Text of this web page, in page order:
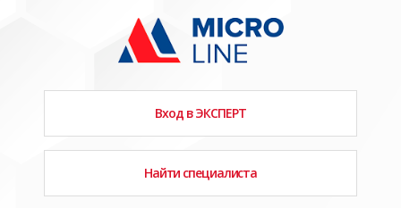
Вход в ЭКСПЕРТ
Найти специалиста